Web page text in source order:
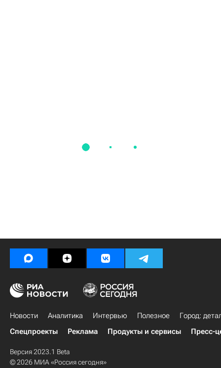
Новости Аналитика Интервью Полезное
Город:
Спецпроекты
Реклама Продукты и сервисы Пресс-
Версия 2023.1 Beta
© 2026 МИА «Россия сегодня»